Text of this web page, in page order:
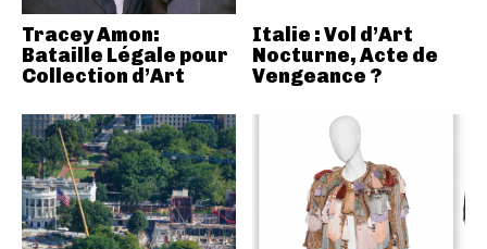
Tracey Amon:
Bataille Légale pour
Collection d’Art
Italie : Vol d’Art
Nocturne, Acte de
Vengeance ?